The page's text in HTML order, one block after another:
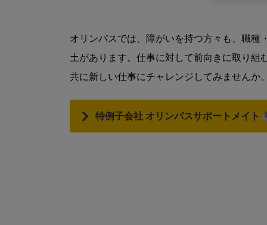
オリンパスでは、障がいを持つ方々も、職種
土があります。仕事に対して前向きに取り組
共に新しい仕事にチャレンジしてみませんか
特例子会社 オリンパスサポートメイト